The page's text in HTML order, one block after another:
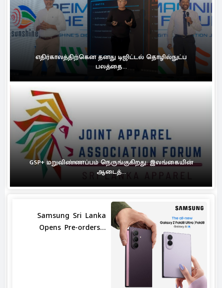
எதிர்காலத்திற்கென தனது டிஜிட்டல் தொழில்நுட்ப
பலத்தை...
GSP+ மறுவிண்ணப்பம் நெருங்குகிறது: இலங்கையின்
ஆடைத்...
Samsung Sri Lanka
Opens Pre-orders...